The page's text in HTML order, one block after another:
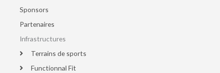
Sponsors
Partenaires
Infrastructures
Terrains de sports
Functionnal Fit